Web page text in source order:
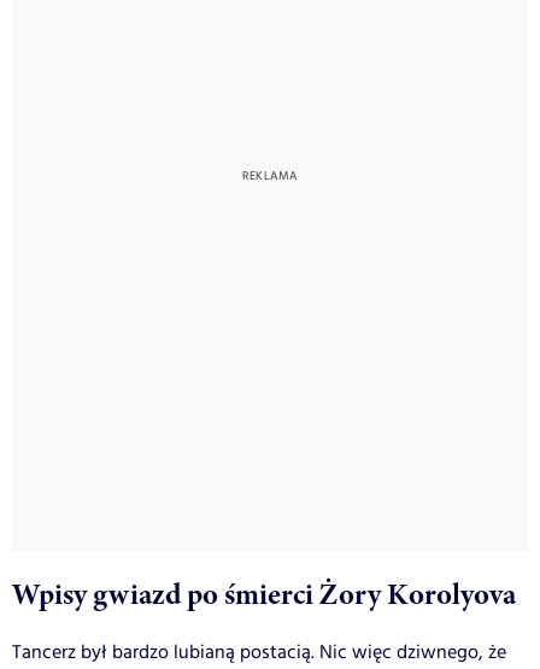
Wpisy gwiazd po śmierci Żory Korolyova
Tancerz był bardzo lubianą postacią. Nic więc dziwnego, że